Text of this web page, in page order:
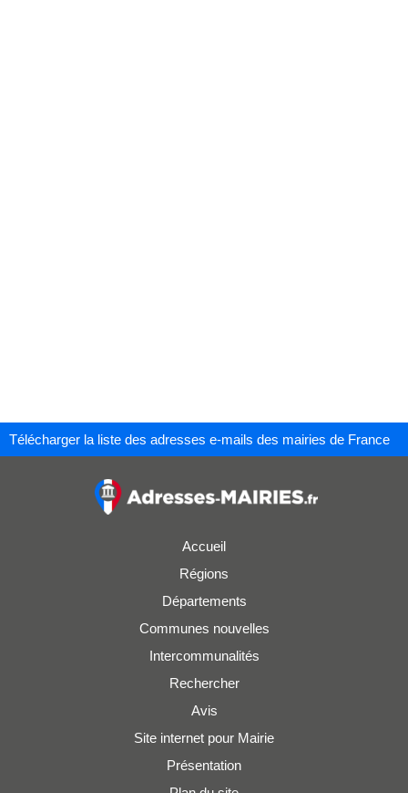
Télécharger la liste des adresses e-mails des mairies de France
Accueil
Régions
Départements
Communes nouvelles
Intercommunalités
Rechercher
Avis
Site internet pour Mairie
Présentation